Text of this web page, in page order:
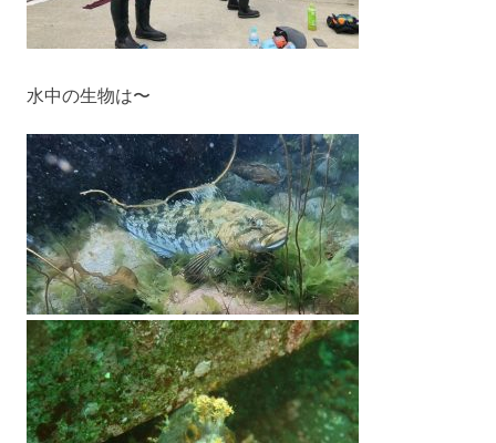
水中の生物は〜